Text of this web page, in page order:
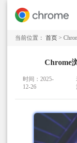
当前位置： 首页 >
Chrome
时间：2025-
12-26